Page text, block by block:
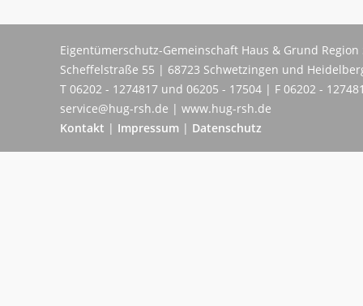
Eigentümerschutz-Gemeinschaft Haus & Grund
Scheffelstraße 55 | 68723 Schwetzingen und
T 06202 - 1274817 und 06205 - 17504 | F 06202 -
service@hug-rsh.de | www.hug-rsh.de
Kontakt | Impressum | Datenschutz